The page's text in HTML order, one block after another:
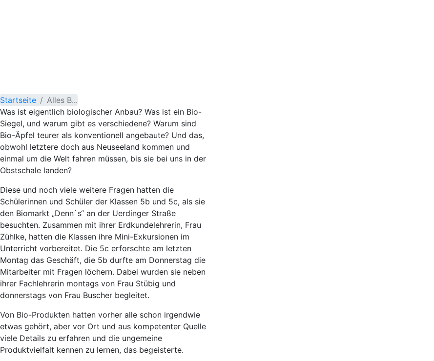
Startseite
Alles B...
Was ist eigentlich biologischer Anbau? Was ist ein Bio-
Siegel, und warum gibt es verschiedene? Warum sind
Bio-Äpfel teurer als konventionell angebaute? Und das,
obwohl letztere doch aus Neuseeland kommen und
einmal um die Welt fahren müssen, bis sie bei uns in der
Obstschale landen?
Diese und noch viele weitere Fragen hatten die
Schülerinnen und Schüler der Klassen 5b und 5c, als sie
den Biomarkt „Denn`s“ an der Uerdinger Straße
besuchten. Zusammen mit ihrer Erdkundelehrerin, Frau
Zühlke, hatten die Klassen ihre Mini-Exkursionen im
Unterricht vorbereitet. Die 5c erforschte am letzten
Montag das Geschäft, die 5b durfte am Donnerstag die
Mitarbeiter mit Fragen löchern. Dabei wurden sie neben
ihrer Fachlehrerin montags von Frau Stübig und
donnerstags von Frau Buscher begleitet.
Von Bio-Produkten hatten vorher alle schon irgendwie
etwas gehört, aber vor Ort und aus kompetenter Quelle
viele Details zu erfahren und die ungemeine
Produktvielfalt kennen zu lernen, das begeisterte.